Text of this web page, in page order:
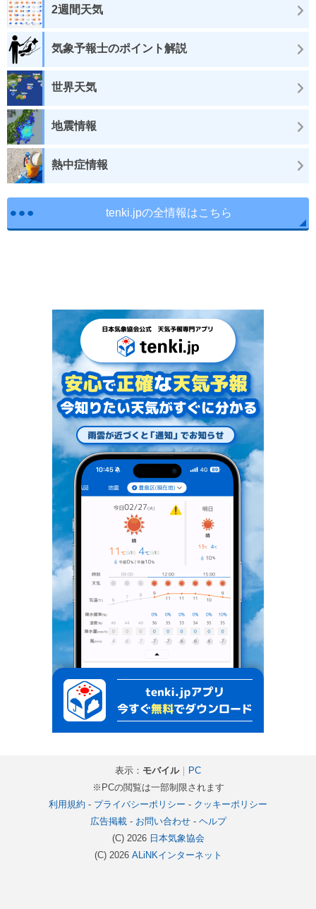
2週間天気
気象予報士のポイント解説
世界天気
地震情報
熱中症情報
tenki.jpの全情報はこちら
表示： モバイル｜
PC
※PCの閲覧は一部制限されます
利用規約 - プライバシーポリシー - クッキーポリシー
広告掲載- お問い合わせ- ヘルプ
(C) 2026 日本気象協会
(C) 2026 ALiNKインターネット